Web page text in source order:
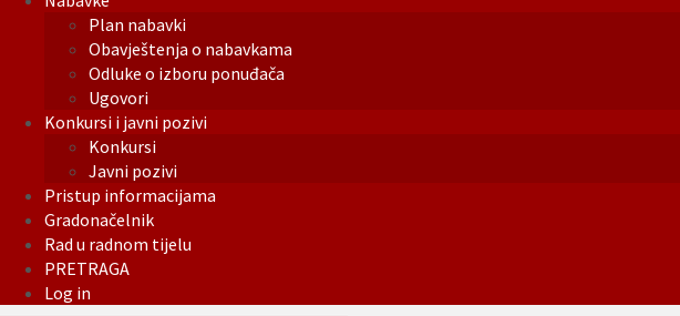
Plan nabavki
Obavještenja o nabavkama
Odluke o izboru ponuđača
Ugovori
Konkursi i javni pozivi
Konkursi
Javni pozivi
Pristup informacijama
Gradonačelnik
Rad u radnom tijelu
PRETRAGA
Log in